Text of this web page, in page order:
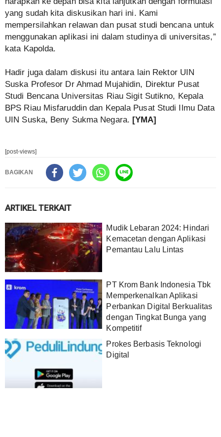
yang sudah kita diskusikan hari ini. Kami
mempersilahkan relawan dan pusat studi bencana untuk
menggunakan aplikasi ini dalam studinya di universitas,”
kata Kapolda.
Hadir juga dalam diskusi itu antara lain Rektor UIN
Suska Profesor Dr Ahmad Mujahidin, Direktur Pusat
Studi Bencana Universitas Riau Sigit Sutikno, Kepala
BPS Riau Misfaruddin dan Kepala Pusat Studi Ilmu Data
UIN Suska, Beny Sukma Negara. [YMA]
[post-views]
BAGIKAN
ARTIKEL TERKAIT
Mudik Lebaran 2024: Hindari
Kemacetan dengan Aplikasi
Pemantau Lalu Lintas
PT Krom Bank Indonesia Tbk
Memperkenalkan Aplikasi
Perbankan Digital Berkualitas
dengan Tingkat Bunga yang
Kompetitif
Prokes Berbasis Teknologi
Digital